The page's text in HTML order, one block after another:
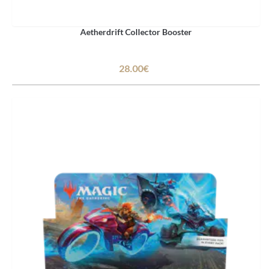
Aetherdrift Collector Booster
28.00€